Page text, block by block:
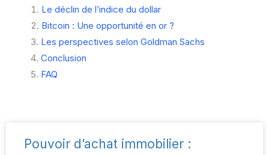
Le déclin de l’indice du dollar
Bitcoin : Une opportunité en or ?
Les perspectives selon Goldman Sachs
Conclusion
FAQ
Pouvoir d’achat immobilier :